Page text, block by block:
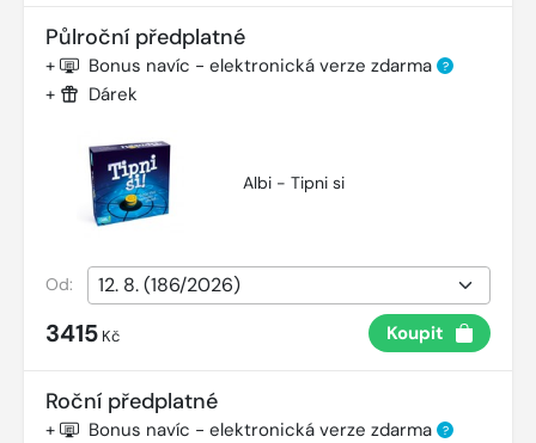
Půlroční předplatné
+ Bonus navíc - elektronická verze zdarma ?
+ Dárek
Albi - Tipni si
Od:
3415 Kč Koupit
Roční předplatné
+ Bonus navíc - elektronická verze zdarma ?